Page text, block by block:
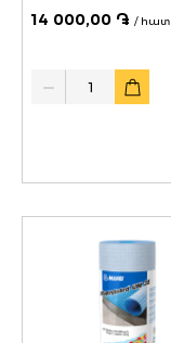
14 000,00 ֏ / հատ
Quantity